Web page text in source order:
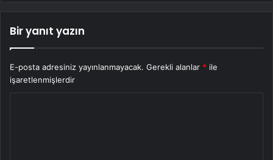
Bir yanıt yazın
E-posta adresiniz yayınlanmayacak. Gerekli alanlar * ile
işaretlenmişlerdir